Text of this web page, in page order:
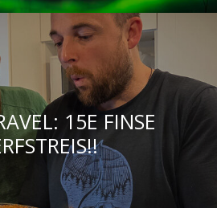
15E FINSE